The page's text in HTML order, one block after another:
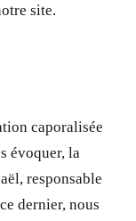
site.
caporalisée
évoquer, la
responsable
dernier, nous